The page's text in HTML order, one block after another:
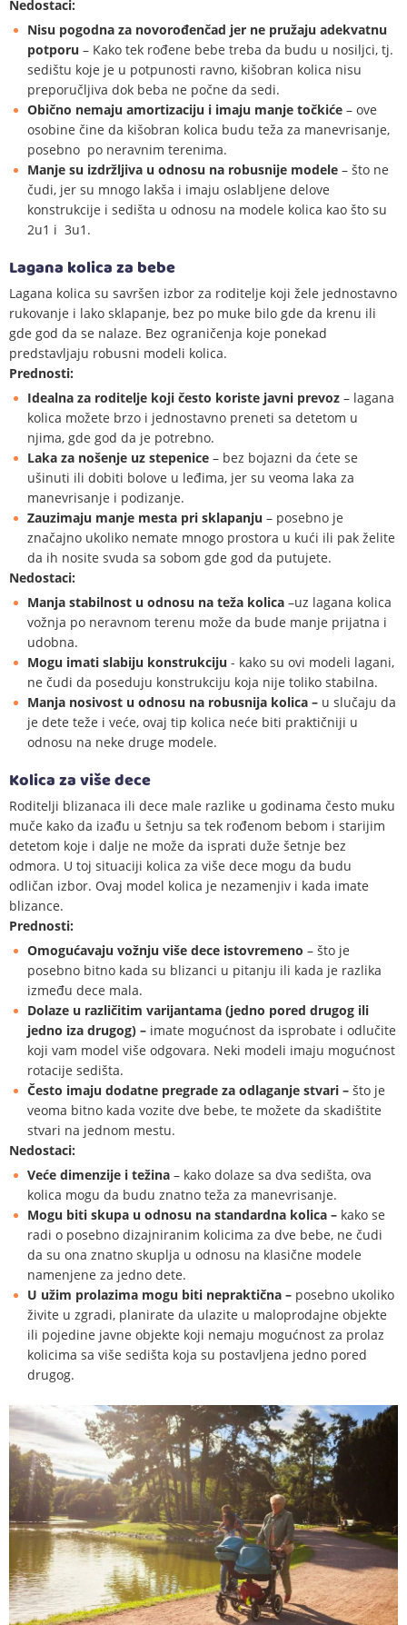
Nedostaci:
Nisu pogodna za novorođenčad jer ne pružaju adekvatnu
potporu – Kako tek rođene bebe treba da budu u nosiljci, tj.
sedištu koje je u potpunosti ravno, kišobran kolica nisu
preporučljiva dok beba ne počne da sedi.
Obično nemaju amortizaciju i imaju manje točkiće – ove
osobine čine da kišobran kolica budu teža za manevrisanje,
posebno po neravnim terenima.
Manje su izdržljiva u odnosu na robusnije modele – što ne
čudi, jer su mnogo lakša i imaju oslabljene delove
konstrukcije i sedišta u odnosu na modele kolica kao što su
2u1 i 3u1.
Lagana kolica za bebe
Lagana kolica su savršen izbor za roditelje koji žele jednostavno
rukovanje i lako sklapanje, bez po muke bilo gde da krenu ili
gde god da se nalaze. Bez ograničenja koje ponekad
predstavljaju robusni modeli kolica.
Prednosti:
Idealna za roditelje koji često koriste javni prevoz – lagana
kolica možete brzo i jednostavno preneti sa detetom u
njima, gde god da je potrebno.
Laka za nošenje uz stepenice – bez bojazni da ćete se
ušinuti ili dobiti bolove u leđima, jer su veoma laka za
manevrisanje i podizanje.
Zauzimaju manje mesta pri sklapanju – posebno je
značajno ukoliko nemate mnogo prostora u kući ili pak želite
da ih nosite svuda sa sobom gde god da putujete.
Nedostaci:
Manja stabilnost u odnosu na teža kolica –uz lagana kolica
vožnja po neravnom terenu može da bude manje prijatna i
udobna.
Mogu imati slabiju konstrukciju - kako su ovi modeli lagani,
ne čudi da poseduju konstrukciju koja nije toliko stabilna.
Manja nosivost u odnosu na robusnija kolica – u slučaju da
je dete teže i veće, ovaj tip kolica neće biti praktičniji u
odnosu na neke druge modele.
Kolica za više dece
Roditelji blizanaca ili dece male razlike u godinama često muku
muče kako da izađu u šetnju sa tek rođenom bebom i starijim
detetom koje i dalje ne može da isprati duže šetnje bez
odmora. U toj situaciji kolica za više dece mogu da budu
odličan izbor. Ovaj model kolica je nezamenjiv i kada imate
blizance.
Prednosti:
Omogućavaju vožnju više dece istovremeno – što je
posebno bitno kada su blizanci u pitanju ili kada je razlika
između dece mala.
Dolaze u različitim varijantama (jedno pored drugog ili
jedno iza drugog) – imate mogućnost da isprobate i odlučite
koji vam model više odgovara. Neki modeli imaju mogućnost
rotacije sedišta.
Često imaju dodatne pregrade za odlaganje stvari – što je
veoma bitno kada vozite dve bebe, te možete da skadištite
stvari na jednom mestu.
Nedostaci:
Veće dimenzije i težina – kako dolaze sa dva sedišta, ova
kolica mogu da budu znatno teža za manevrisanje.
Mogu biti skupa u odnosu na standardna kolica – kako se
radi o posebno dizajniranim kolicima za dve bebe, ne čudi
da su ona znatno skuplja u odnosu na klasične modele
namenjene za jedno dete.
U užim prolazima mogu biti nepraktična – posebno ukoliko
živite u zgradi, planirate da ulazite u maloprodajne objekte
ili pojedine javne objekte koji nemaju mogućnost za prolaz
kolicima sa više sedišta koja su postavljena jedno pored
drugog.